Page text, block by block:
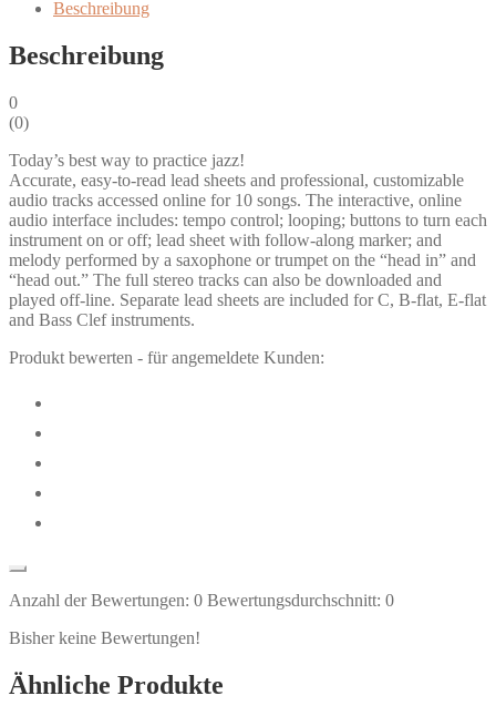
Access)Beschreibung
Beschreibung
0
(0)
Today’s best way to practice jazz!
Accurate, easy-to-read lead sheets and professional, customizable
audio tracks accessed online for 10 songs. The interactive, online
audio interface includes: tempo control; looping; buttons to turn each
instrument on or off; lead sheet with follow-along marker; and
melody performed by a saxophone or trumpet on the “head in” and
“head out.” The full stereo tracks can also be downloaded and
played off-line. Separate lead sheets are included for C, B-flat, E-flat
and Bass Clef instruments.
Produkt bewerten - für angemeldete Kunden:
Anzahl der Bewertungen: 0 Bewertungsdurchschnitt: 0
Bisher keine Bewertungen!
Ähnliche Produkte